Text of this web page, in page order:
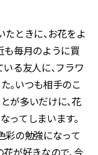
ときに、お花をよ
も毎月のように買
る友人に、フラワ
。いつも相手のこ
が多いだけに、花
ってしまいます。
彩の勉強になって